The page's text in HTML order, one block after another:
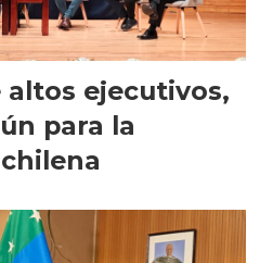
altos ejecutivos,
para la